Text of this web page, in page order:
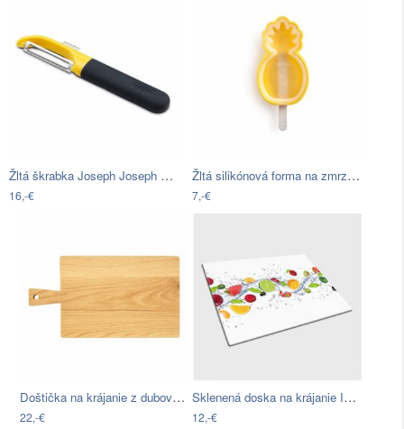
Žltá škrabka Joseph Joseph Multi-peel
16,-€
Žltá silikónová forma na zmrzlinu v…
7,-€
Doštička na krájanie z dubového dreva…
22,-€
Sklenená doska na krájanie Insigne…
12,-€